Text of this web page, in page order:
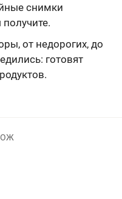
снимки
от недорогих, до
готовят